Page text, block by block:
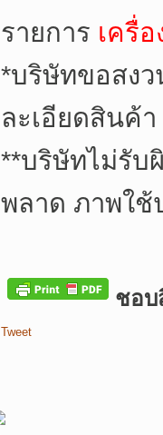
รายการ เครื่
*บริษัทขอสงว
ละเอียดสินค้
**บริษัทไม่รับ
พลาด ภาพใ
ชอบ
Tweet